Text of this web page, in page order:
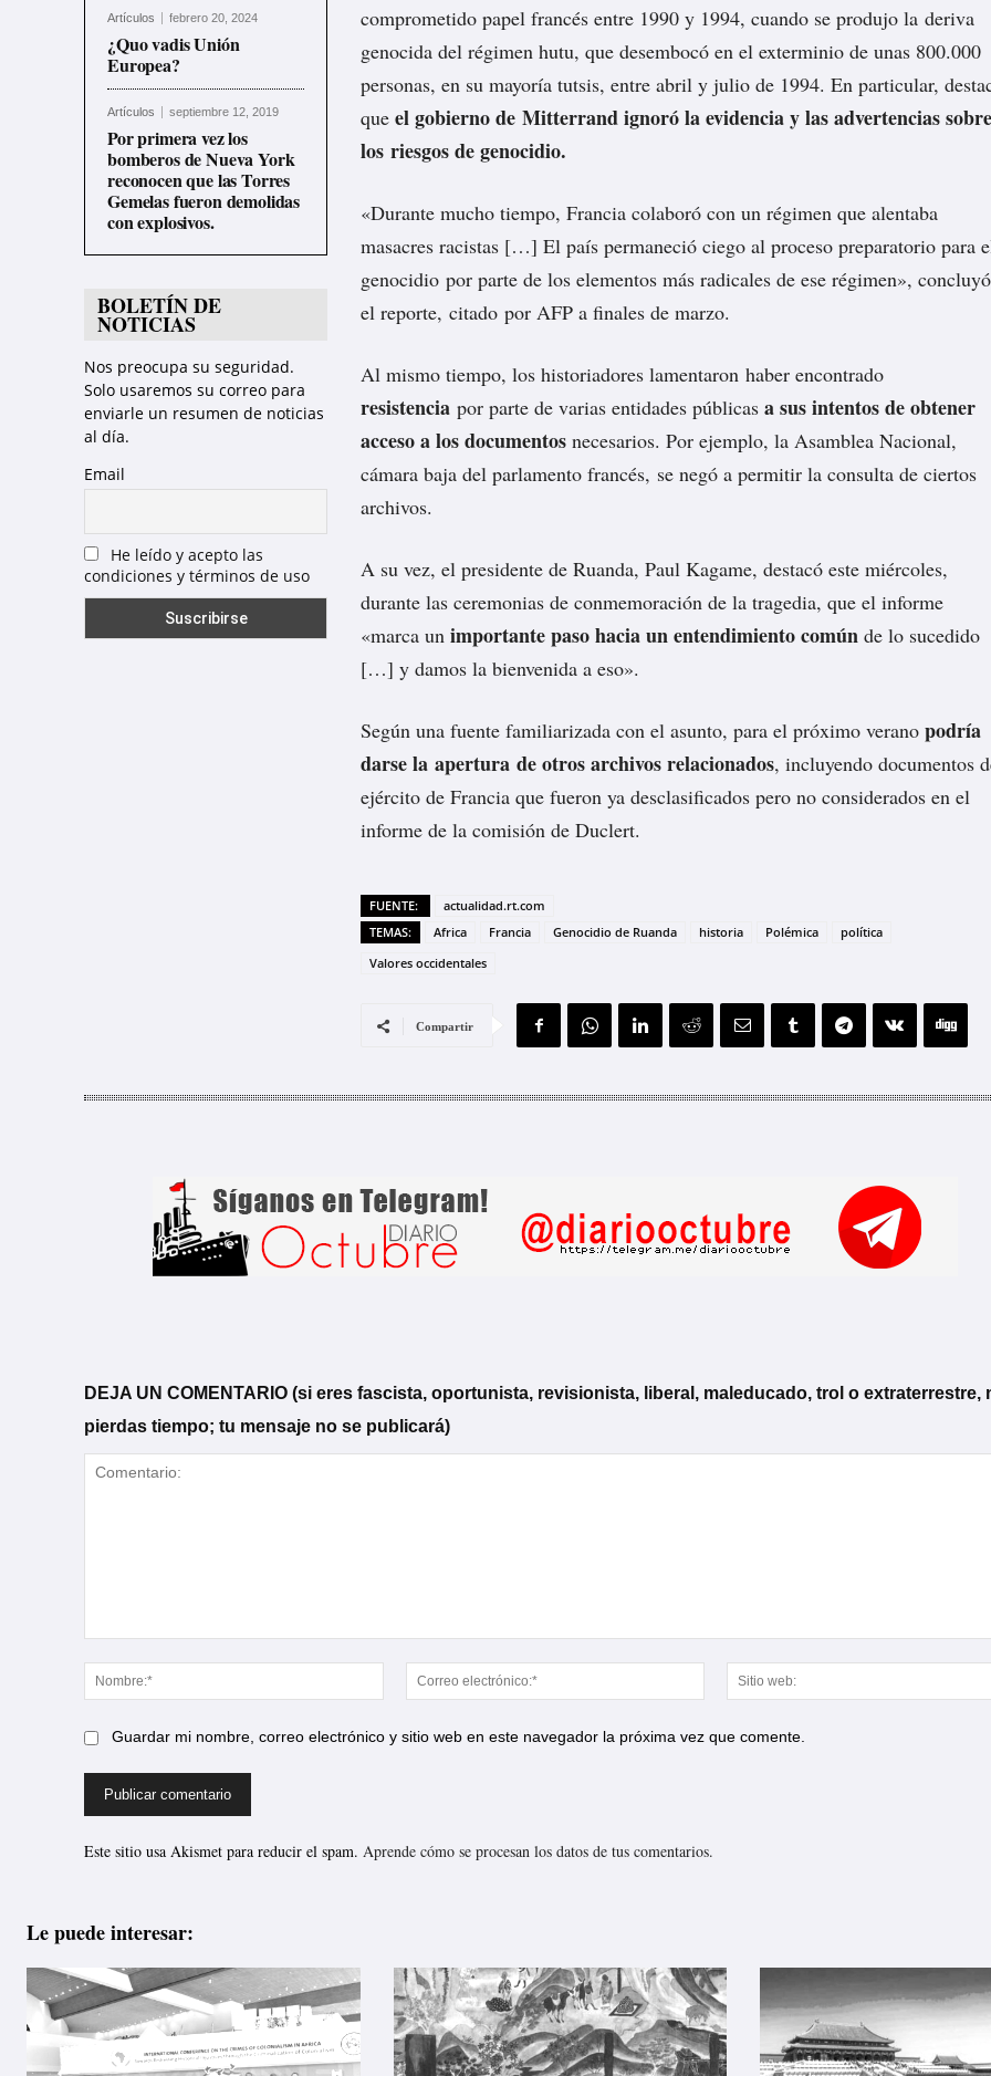
Artículos febrero 20, 2024
¿Quo vadis Unión
Europea?
Artículos septiembre 12, 2019
Por primera vez los
bomberos de Nueva York
reconocen que las Torres
Gemelas fueron demolidas
con explosivos.
BOLETÍN DE
NOTICIAS
Nos preocupa su seguridad.
Solo usaremos su correo para
enviarle un resumen de noticias
al día.
Email
He leído y acepto las
condiciones y términos de uso
comprometido papel francés entre 1990 y 1994, cuando se produjo la deriva
genocida del régimen hutu, que desembocó en el exterminio de unas 800.000
personas, en su mayoría tutsis, entre abril y julio de 1994. En particular,
que el gobierno de Mitterrand ignoró la evidencia y las advertencias sobre
los riesgos de genocidio.
«Durante mucho tiempo, Francia colaboró con un régimen que alentaba
masacres racistas […] El país permaneció ciego al proceso preparatorio para
genocidio por parte de los elementos más radicales de ese régimen», concluyó
el reporte, citado por AFP a finales de marzo.
Al mismo tiempo, los historiadores lamentaron haber encontrado
resistencia por parte de varias entidades públicas a sus intentos de obtener
acceso a los documentos necesarios. Por ejemplo, la Asamblea Nacional,
cámara baja del parlamento francés, se negó a permitir la consulta de ciertos
archivos.
A su vez, el presidente de Ruanda, Paul Kagame, destacó este miércoles,
durante las ceremonias de conmemoración de la tragedia, que el informe
«marca un importante paso hacia un entendimiento común de lo sucedido
[…] y damos la bienvenida a eso».
Según una fuente familiarizada con el asunto, para el próximo verano podría
darse la apertura de otros archivos relacionados, incluyendo documentos
ejército de Francia que fueron ya desclasificados pero no considerados en el
informe de la comisión de Duclert.
FUENTE:
actualidad.rt.com
TEMAS:
Africa Francia Genocidio de Ruanda historia Polémica
política
Valores occidentales
Compartir
DEJA UN COMENTARIO (si eres fascista, oportunista, revisionista, liberal, maleducado, trol o extraterrestre,
pierdas tiempo; tu mensaje no se publicará)
Nombre:*
Correo
electrónico:*
Guardar mi nombre, correo electrónico y sitio web en este navegador la próxima vez que comente.
Este sitio usa Akismet para reducir el spam. Aprende cómo se procesan los datos de tus comentarios.
Le puede interesar: